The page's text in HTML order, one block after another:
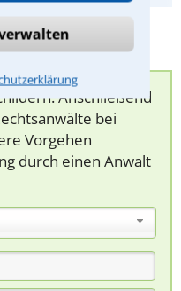
Anschließend
bei
Vorgehen
durch einen Anwalt